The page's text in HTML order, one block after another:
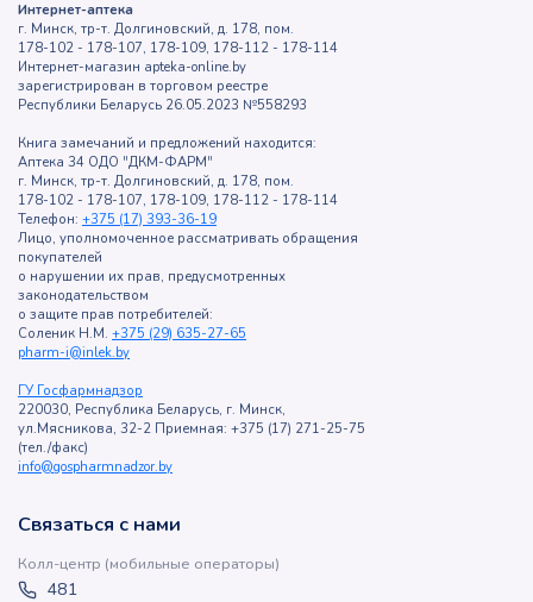
Интернет-аптека
г. Минск, тр-т. Долгиновский, д. 178, пом.
178-102 - 178-107, 178-109, 178-112 - 178-114
Интернет-магазин apteka-online.by
зарегистрирован в торговом реестре
Республики Беларусь 26.05.2023 №558293
Книга замечаний и предложений находится:
Аптека 34 ОДО "ДКМ-ФАРМ"
г. Минск, тр-т. Долгиновский, д. 178, пом.
178-102 - 178-107, 178-109, 178-112 - 178-114
Телефон: +375 (17) 393-36-19
Лицо, уполномоченное рассматривать обращения
покупателей
о нарушении их прав, предусмотренных
законодательством
о защите прав потребителей:
Соленик Н.М. +375 (29) 635-27-65
pharm-i@inlek.by
ГУ Госфармнадзор
220030, Республика Беларусь, г. Минск,
ул.Мясникова, 32-2 Приемная: +375 (17) 271-25-75
(тел./факс)
info@gospharmnadzor.by
Связаться с нами
Колл-центр (мобильные операторы)
481